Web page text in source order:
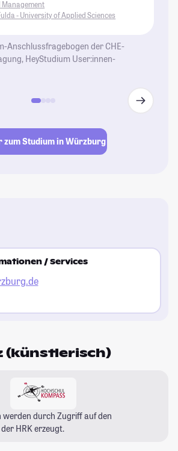
- University of Applied Sciences
Anschlussfragebogen der CHE-
HeyStudium User:innen-
zum Studium in Würzburg
/ Services
(künstlerisch)
werden durch Zugriff auf den
der HRK erzeugt.